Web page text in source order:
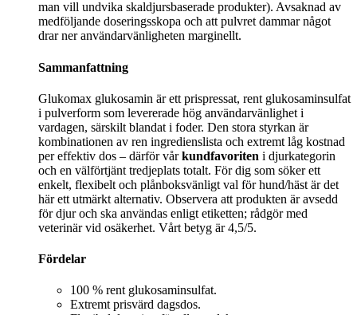
man vill undvika skaldjursbaserade produkter). Avsaknad av
medföljande doseringsskopa och att pulvret dammar något
drar ner användarvänligheten marginellt.
Sammanfattning
Glukomax glukosamin är ett prispressat, rent glukosaminsulfat
i pulverform som levererade hög användarvänlighet i
vardagen, särskilt blandat i foder. Den stora styrkan är
kombinationen av ren ingredienslista och extremt låg kostnad
per effektiv dos – därför vårkundfavoriten i djurkategorin
och en välförtjänt tredjeplats totalt. För dig som söker ett
enkelt, flexibelt och plånboksvänligt val för hund/häst är det
här ett utmärkt alternativ. Observera att produkten är avsedd
för djur och ska användas enligt etiketten; rådgör med
veterinär vid osäkerhet. Vårt betyg är 4,5/5.
Fördelar
100 % rent glukosaminsulfat.
Extremt prisvärd dagsdos.